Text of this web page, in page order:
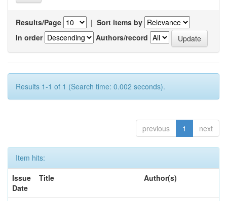
Results/Page | Sort items by
In order
Authors/record
Results 1-1 of 1 (Search time: 0.002 seconds).
previous 1 next
Item hits:
Issue
Date
Title Author(s)